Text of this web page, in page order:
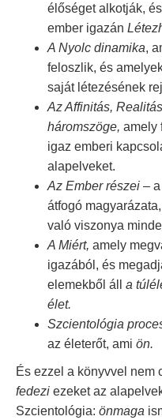
élőséget alkotják,
ember igazán
A Nyolc dinamika,
feloszlik, és
saját létezésének
Az Affinitás, Realitás
háromszöge, amely
igaz emberi
alapelveket.
Az Ember részei – a
átfogó
való viszonya
A Miért, amely
igazából, és
elemekből áll a
élet.
Szcientológia
az életerőt, ami ön.
És ezzel a könyvvel nem
fedezi ezeket az
Szcientológia: önmaga